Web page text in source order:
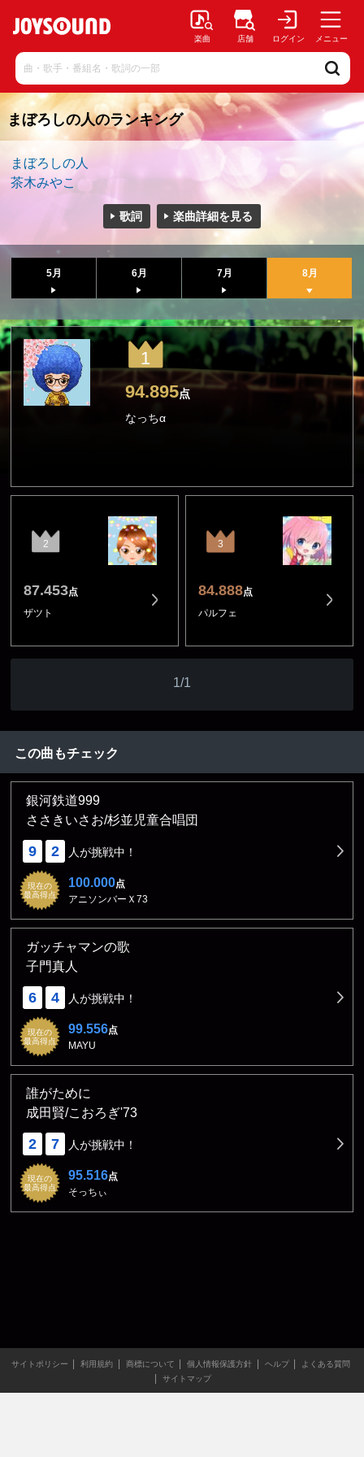
楽曲 店舗 ログイン メニュー
まぼろしの人のランキング
まぼろしの人
茶木みやこ
歌詞 楽曲詳細を見る
5月 6月 7月 8月
1
94.895点
なっちα
2
87.453点
ザツト
3
84.888点
パルフェ
1/1
この曲もチェック
銀河鉄道999
ささきいさお/杉並児童合唱団
9 2 人が挑戦中！
現在の
最高得点
100.000点
アニソンバーＸ73
ガッチャマンの歌
子門真人
6 4 人が挑戦中！
現在の
最高得点
99.556点
MAYU
誰がために
成田賢/こおろぎ'73
2 7 人が挑戦中！
現在の
最高得点
95.516点
そっちぃ
サイトポリシー 利用規約 商標について 個人情報保護方針 ヘルプ
よくある質問
サイトマップ